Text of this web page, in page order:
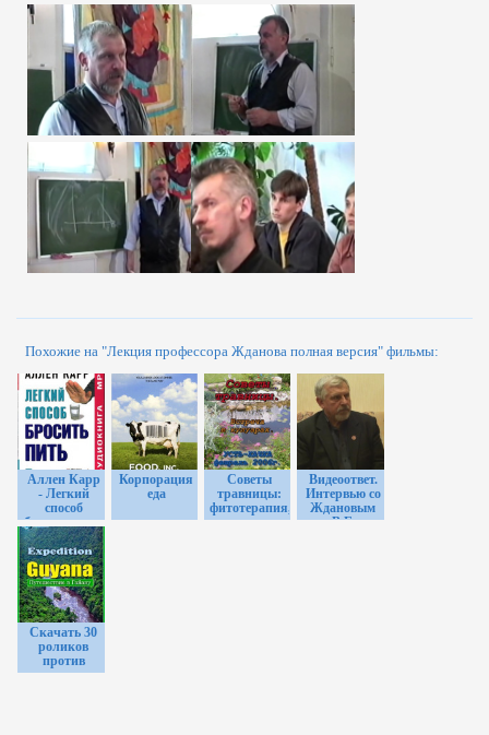
Похожие на "Лекция профессора Жданова полная версия" фильмы:
Аллен Карр
- Легкий
способ
бросить пить
Корпорация
еда
Советы
травницы:
фитотерапия,
травничество,
Видеоответ.
Интервью со
Ждановым
В.Г.
Скачать 30
роликов
против
курения